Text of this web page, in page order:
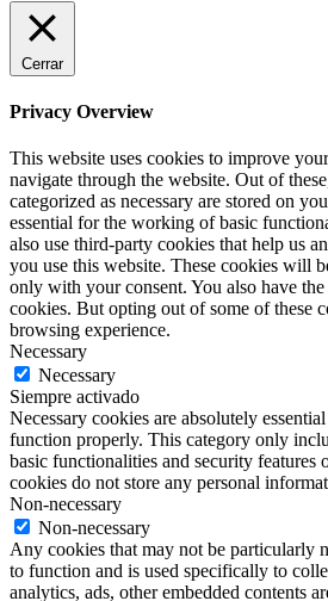
Cerrar
Privacy Overview
This website uses cookies to improve
navigate through the website. Out of
categorized as necessary are stored on
essential for the working of basic
also use third-party cookies that help us
you use this website. These cookies will
only with your consent. You also have
cookies. But opting out of some of these
browsing experience.
Necessary
Necessary
Siempre activado
Necessary cookies are absolutely
function properly. This category only
basic functionalities and security features
cookies do not store any personal
Non-necessary
Non-necessary
Any cookies that may not be particularly
to function and is used specifically to
analytics, ads, other embedded contents